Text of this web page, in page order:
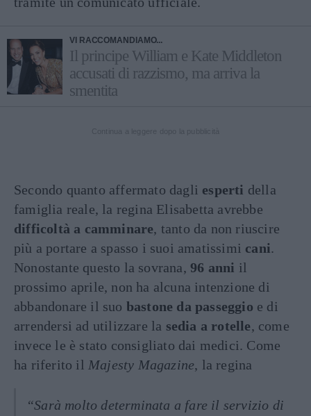
VI RACCOMANDIAMO...
Il principe William e Kate Middleton
accusati di razzismo, ma arriva la
smentita
Secondo quanto affermato dagli esperti della
famiglia reale, la regina Elisabetta avrebbe
difficoltà a camminare, tanto da non riuscire
più a portare a spasso i suoi amatissimi cani.
Nonostante questo la sovrana, 96 anni il
prossimo aprile, non ha alcuna intenzione di
abbandonare il suo bastone da passeggio e di
arrendersi ad utilizzare la sedia a rotelle, come
invece le è stato consigliato dai medici. Come
ha riferito il Majesty Magazine, la regina
“Sarà molto determinata a fare il servizio di